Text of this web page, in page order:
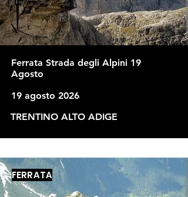
Ferrata Strada degli Alpini 19
Agosto
19 agosto 2026
TRENTINO ALTO ADIGE
FERRATA